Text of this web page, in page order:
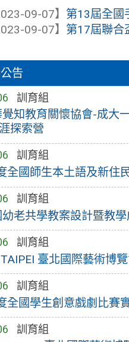
告
訓育組
知教育關懷協會-成大
探索營
訓育組
全國師生本土語及新住
訓育組
老共學教案設計暨教
訓育組
臺北國際藝術博
訓育組
全國學生創意戲劇比賽
訓育組
09-07】 第13屆全國
09-07】 第17屆聯合